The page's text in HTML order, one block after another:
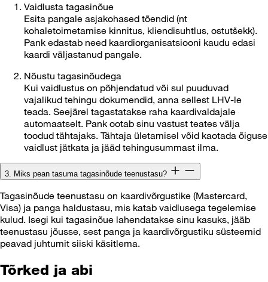
Vaidlusta tagasinõue
Esita pangale asjakohased tõendid (nt
kohaletoimetamise kinnitus, kliendisuhtlus, ostutšekk).
Pank edastab need kaardiorganisatsiooni kaudu edasi
kaardi väljastanud pangale.
Nõustu tagasinõudega
Kui vaidlustus on põhjendatud või sul puuduvad
vajalikud tehingu dokumendid, anna sellest LHV-le
teada. Seejärel tagastatakse raha kaardivaldajale
automaatselt. Pank ootab sinu vastust teates välja
toodud tähtajaks. Tähtaja ületamisel võid kaotada õiguse
vaidlust jätkata ja jääd tehingusummast ilma.
3. Miks pean tasuma tagasinõude teenustasu?
Tagasinõude teenustasu on kaardivõrgustike (Mastercard,
Visa) ja panga haldustasu, mis katab vaidlusega tegelemise
kulud. Isegi kui tagasinõue lahendatakse sinu kasuks, jääb
teenustasu jõusse, sest panga ja kaardivõrgustiku süsteemid
peavad juhtumit siiski käsitlema.
Tõrked ja abi